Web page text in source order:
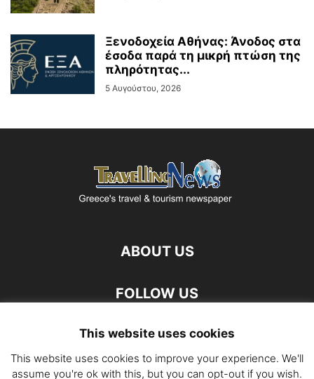
Ξενοδοχεία Αθήνας: Άνοδος στα
έσοδα παρά τη μικρή πτώση της
πληρότητας...
5 Αυγούστου, 2026
ABOUT US
FOLLOW US
This website uses cookies
This website uses cookies to improve your experience. We'll
assume you're ok with this, but you can opt-out if you wish.